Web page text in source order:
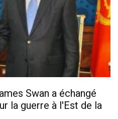
Swan a échangé
la guerre à l'Est de la